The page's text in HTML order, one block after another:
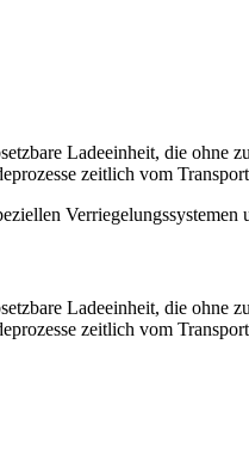
Ladeeinheit, die
zeitlich vom
Verriegelungssystemen
Ladeeinheit, die
zeitlich vom